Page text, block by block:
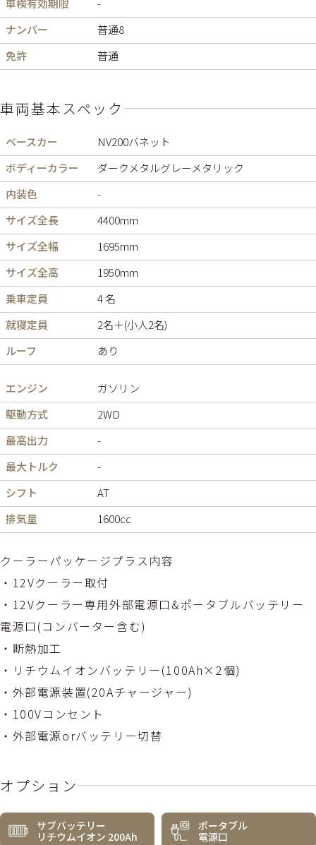
車検有効期限
-
ナンバー
普通8
免許
普通
車両基本スペック
ベースカー
NV200バネット
ボディーカラー
ダークメタルグレーメタリック
内装色
-
サイズ全長
4400mm
サイズ全幅
1695mm
サイズ全高
1950mm
乗車定員
4 名
就寝定員
2名＋(小人2名)
ルーフ
あり
エンジン
ガソリン
駆動方式
2WD
最高出力
-
最大トルク
-
シフト
AT
排気量
1600cc
クーラーパッケージプラス内容
・12Vクーラー取付
・12Vクーラー専用外部電源口&ポータブルバッテリー
電源口(コンバーター含む)
・断熱加工
・リチウムイオンバッテリー(100Ah×2個)
・外部電源装置(20Aチャージャー)
・100Vコンセント
・外部電源orバッテリー切替
オプション
サブバッテリー
リチウムイオン 200Ah
ポータブル
電源口